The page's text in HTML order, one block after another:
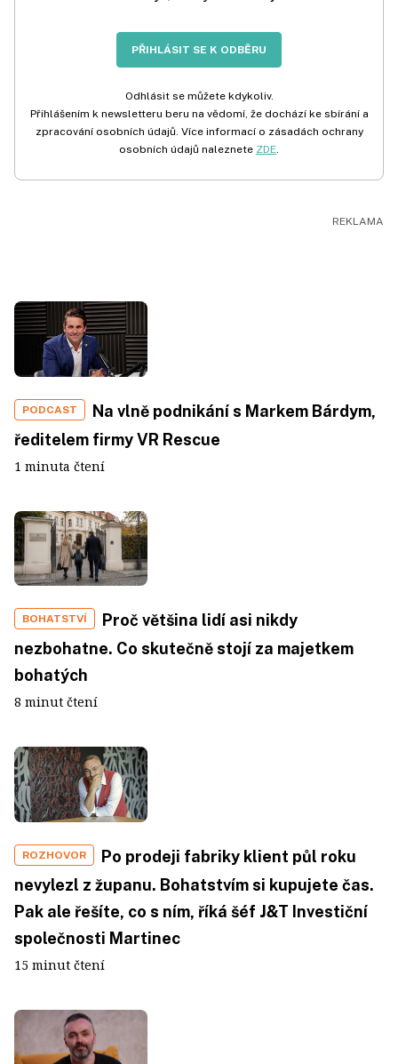
PŘIHLÁSIT SE K ODBĚRU
Odhlásit se můžete kdykoliv.
Přihlášením k newsletteru beru na vědomí, že dochází ke sbírání a
zpracování osobních údajů. Více informací o zásadách ochrany
osobních údajů naleznete ZDE.
PODCAST
Na vlně podnikání s Markem Bárdym,
ředitelem firmy VR Rescue
1 minuta čtení
BOHATSTVÍ
Proč většina lidí asi nikdy
nezbohatne. Co skutečně stojí za majetkem
bohatých
8 minut čtení
ROZHOVOR
Po prodeji fabriky klient půl roku
nevylezl z županu. Bohatstvím si kupujete čas.
Pak ale řešíte, co s ním, říká šéf J&T Investiční
společnosti Martinec
15 minut čtení